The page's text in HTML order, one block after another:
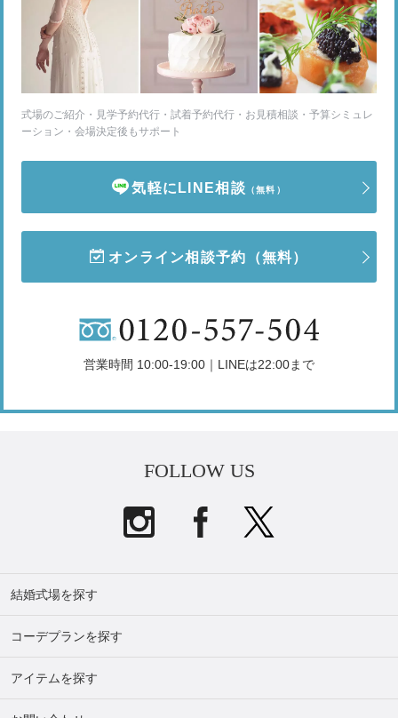
式場のご紹介・見学予約代行・試着予約代行・お見積相談・予算シミュレ
ーション・会場決定後もサポート
気軽にLINE相談 （無料）
オンライン相談予約 （無料）
営業時間 10:00-19:00｜LINEは22:00まで
FOLLOW US
結婚式場を探す
コーデプランを探す
アイテムを探す